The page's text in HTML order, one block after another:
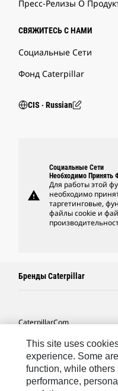
Пресс-Релизы О
СВЯЖИТЕСЬ С НАМИ
Социальные Сети
Фонд Caterpillar
CIS ‧ Russian
warning
Социальные Сети
Необходимо Принять
Для работы этой
необходимо
таргетинговые,
файлы cookie и
Бренды Caterpillar
Caterpillar.com
Связаться С Caterpillar
Карта Сайта
Cookie Settings
This site uses
experience. Some
function, while others
performance,